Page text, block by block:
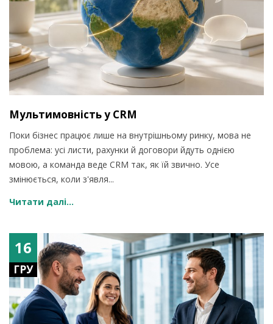
Мультимовність у CRM
Поки бізнес працює лише на внутрішньому ринку, мова не
проблема: усі листи, рахунки й договори йдуть однією
мовою, а команда веде CRM так, як їй звично. Усе
змінюється, коли з'явля...
Читати далі...
16
ГРУ